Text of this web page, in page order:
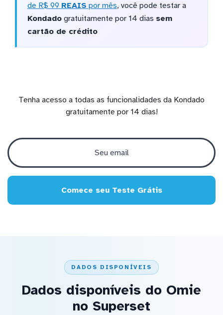
de R$ 99 REAIS por mês, você pode testar a
Kondadogratuitamente por 14 dias sem
cartão de crédito
Tenha acesso a todas as funcionalidades da Kondado
gratuitamente por 14 dias!
Comece seu Teste Grátis
DADOS DISPONÍVEIS
Dados disponíveis do Omie
no Superset